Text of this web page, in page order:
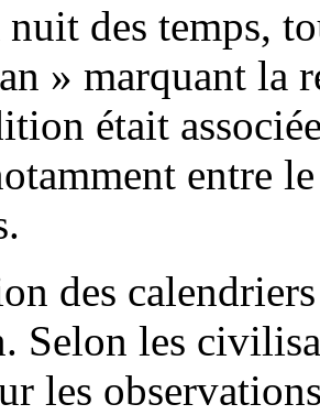
des temps,
» marquant la
était
entre
des
Selon les
les